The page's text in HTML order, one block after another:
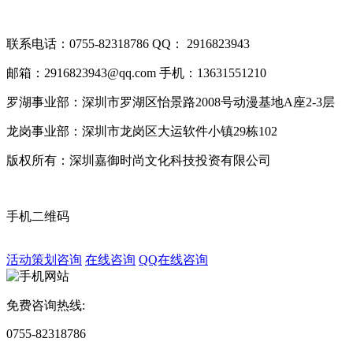
联系电话：0755-82318786 QQ： 2916823943
邮箱：2916823943@qq.com 手机：13631551210
罗湖事业部：深圳市罗湖区怡景路2008号动漫基地A座2-3层
龙岗事业部：深圳市龙岗区大运软件小镇29栋102
版权所有：深圳嘉御时尚文化科技投资有限公司
手机二维码
活动策划咨询 在线咨询 QQ在线咨询
免费咨询热线:
0755-82318786